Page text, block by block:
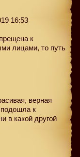
16:53
к
лицами, то путь
верная
подошла к
в какой другой